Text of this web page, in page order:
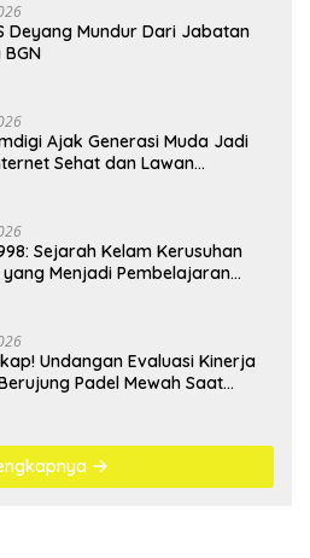
Deyang Mundur Dari Jabatan
Ajak Generasi Muda Jadi
Sehat dan Lawan
Sejarah Kelam Kerusuhan
yang Menjadi Pembelajaran
Undangan Evaluasi Kinerja
Padel Mewah Saat